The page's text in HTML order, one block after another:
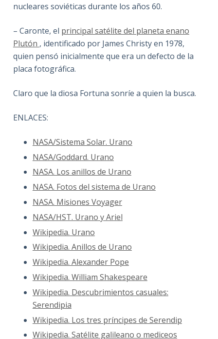
nucleares soviéticas durante los años 60.
– Caronte, el principal satélite del planeta enano
Plutón , identificado por James Christy en 1978,
quien pensó inicialmente que era un defecto de la
placa fotográfica.
Claro que la diosa Fortuna sonríe a quien la busca.
ENLACES:
NASA/Sistema Solar. Urano
NASA/Goddard. Urano
NASA. Los anillos de Urano
NASA. Fotos del sistema de Urano
NASA. Misiones Voyager
NASA/HST. Urano y Ariel
Wikipedia. Urano
Wikipedia. Anillos de Urano
Wikipedia. Alexander Pope
Wikipedia. William Shakespeare
Wikipedia. Descubrimientos casuales:
Serendipia
Wikipedia. Los tres príncipes de Serendip
Wikipedia. Satélite galileano o mediceos